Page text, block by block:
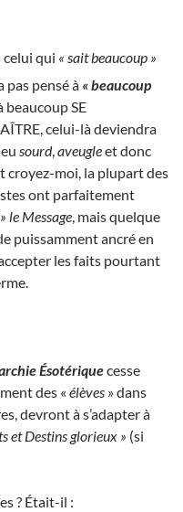
celui qui « sait beaucoup »
pas pensé à « beaucoup
à beaucoup SE
celui-là deviendra
sourd, aveugleet donc
croyez-moi, la plupart des
ont parfaitement
le Message , mais quelque
puissamment ancré en
les faits pourtant
Ésotériquecesse
des « élèves » dans
devront à s’adapter à
et Destins glorieux » (si
? Était-il :